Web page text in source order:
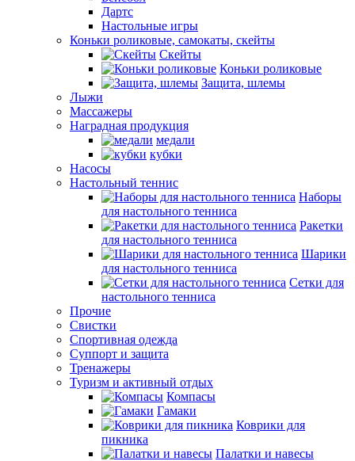
Дартс
Настольные игры
Коньки роликовые, самокаты, скейты
Скейты
Коньки роликовые
Защита, шлемы
Лыжи
Массажеры
Наградная продукция
медали
кубки
Насосы
Настольный теннис
Наборы
для настольного тенниса
Ракетки
для настольного тенниса
Шарики
для настольного тенниса
Сетки для
настольного тенниса
Прочие
Свистки
Спортивная одежда
Суппорт и защита
Тренажеры
Туризм и активный отдых
Компасы
Гамаки
Коврики для
пикника
Палатки и навесы